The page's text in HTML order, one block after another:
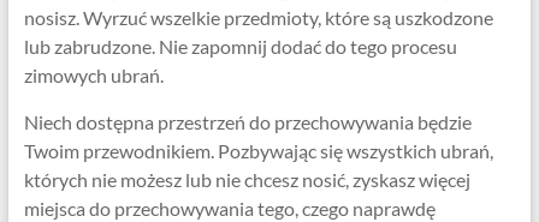
nosisz. Wyrzuć wszelkie przedmioty, które są uszkodzone
lub zabrudzone. Nie zapomnij dodać do tego procesu
zimowych ubrań.
Niech dostępna przestrzeń do przechowywania będzie
Twoim przewodnikiem. Pozbywając się wszystkich ubrań,
których nie możesz lub nie chcesz nosić, zyskasz więcej
miejsca do przechowywania tego, czego naprawdę